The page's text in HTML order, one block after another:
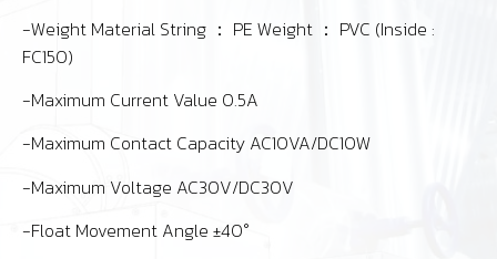
-Weight Material String ： PE Weight ： PVC (Inside :
FC150)
-Maximum Current Value 0.5A
-Maximum Contact Capacity AC10VA/DC10W
-Maximum Voltage AC30V/DC30V
-Float Movement Angle ±40°